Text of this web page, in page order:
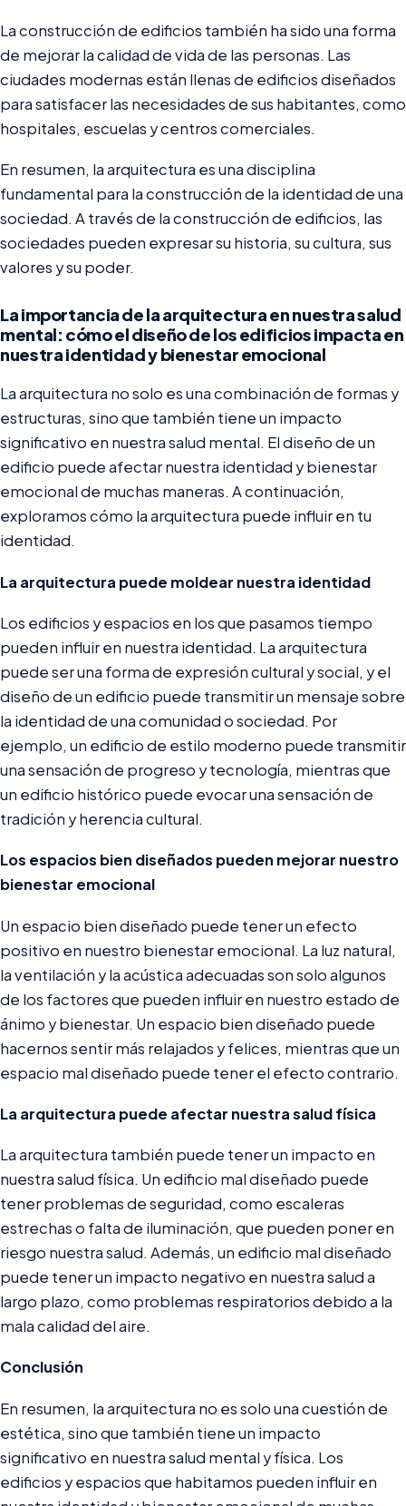
La construcción de edificios también ha sido una forma
de mejorar la calidad de vida de las personas. Las
ciudades modernas están llenas de edificios diseñados
para satisfacer las necesidades de sus habitantes, como
hospitales, escuelas y centros comerciales.
En resumen, la arquitectura es una disciplina
fundamental para la construcción de la identidad de una
sociedad. A través de la construcción de edificios, las
sociedades pueden expresar su historia, su cultura, sus
valores y su poder.
La importancia de la arquitectura en nuestra salud
mental: cómo el diseño de los edificios impacta en
nuestra identidad y bienestar emocional
La arquitectura no solo es una combinación de formas y
estructuras, sino que también tiene un impacto
significativo en nuestra salud mental. El diseño de un
edificio puede afectar nuestra identidad y bienestar
emocional de muchas maneras. A continuación,
exploramos cómo la arquitectura puede influir en tu
identidad.
La arquitectura puede moldear nuestra identidad
Los edificios y espacios en los que pasamos tiempo
pueden influir en nuestra identidad. La arquitectura
puede ser una forma de expresión cultural y social, y el
diseño de un edificio puede transmitir un mensaje sobre
la identidad de una comunidad o sociedad. Por
ejemplo, un edificio de estilo moderno puede transmitir
una sensación de progreso y tecnología, mientras que
un edificio histórico puede evocar una sensación de
tradición y herencia cultural.
Los espacios bien diseñados pueden mejorar nuestro
bienestar emocional
Un espacio bien diseñado puede tener un efecto
positivo en nuestro bienestar emocional. La luz natural,
la ventilación y la acústica adecuadas son solo algunos
de los factores que pueden influir en nuestro estado de
ánimo y bienestar. Un espacio bien diseñado puede
hacernos sentir más relajados y felices, mientras que un
espacio mal diseñado puede tener el efecto contrario.
La arquitectura puede afectar nuestra salud física
La arquitectura también puede tener un impacto en
nuestra salud física. Un edificio mal diseñado puede
tener problemas de seguridad, como escaleras
estrechas o falta de iluminación, que pueden poner en
riesgo nuestra salud. Además, un edificio mal diseñado
puede tener un impacto negativo en nuestra salud a
largo plazo, como problemas respiratorios debido a la
mala calidad del aire.
Conclusión
En resumen, la arquitectura no es solo una cuestión de
estética, sino que también tiene un impacto
significativo en nuestra salud mental y física. Los
edificios y espacios que habitamos pueden influir en